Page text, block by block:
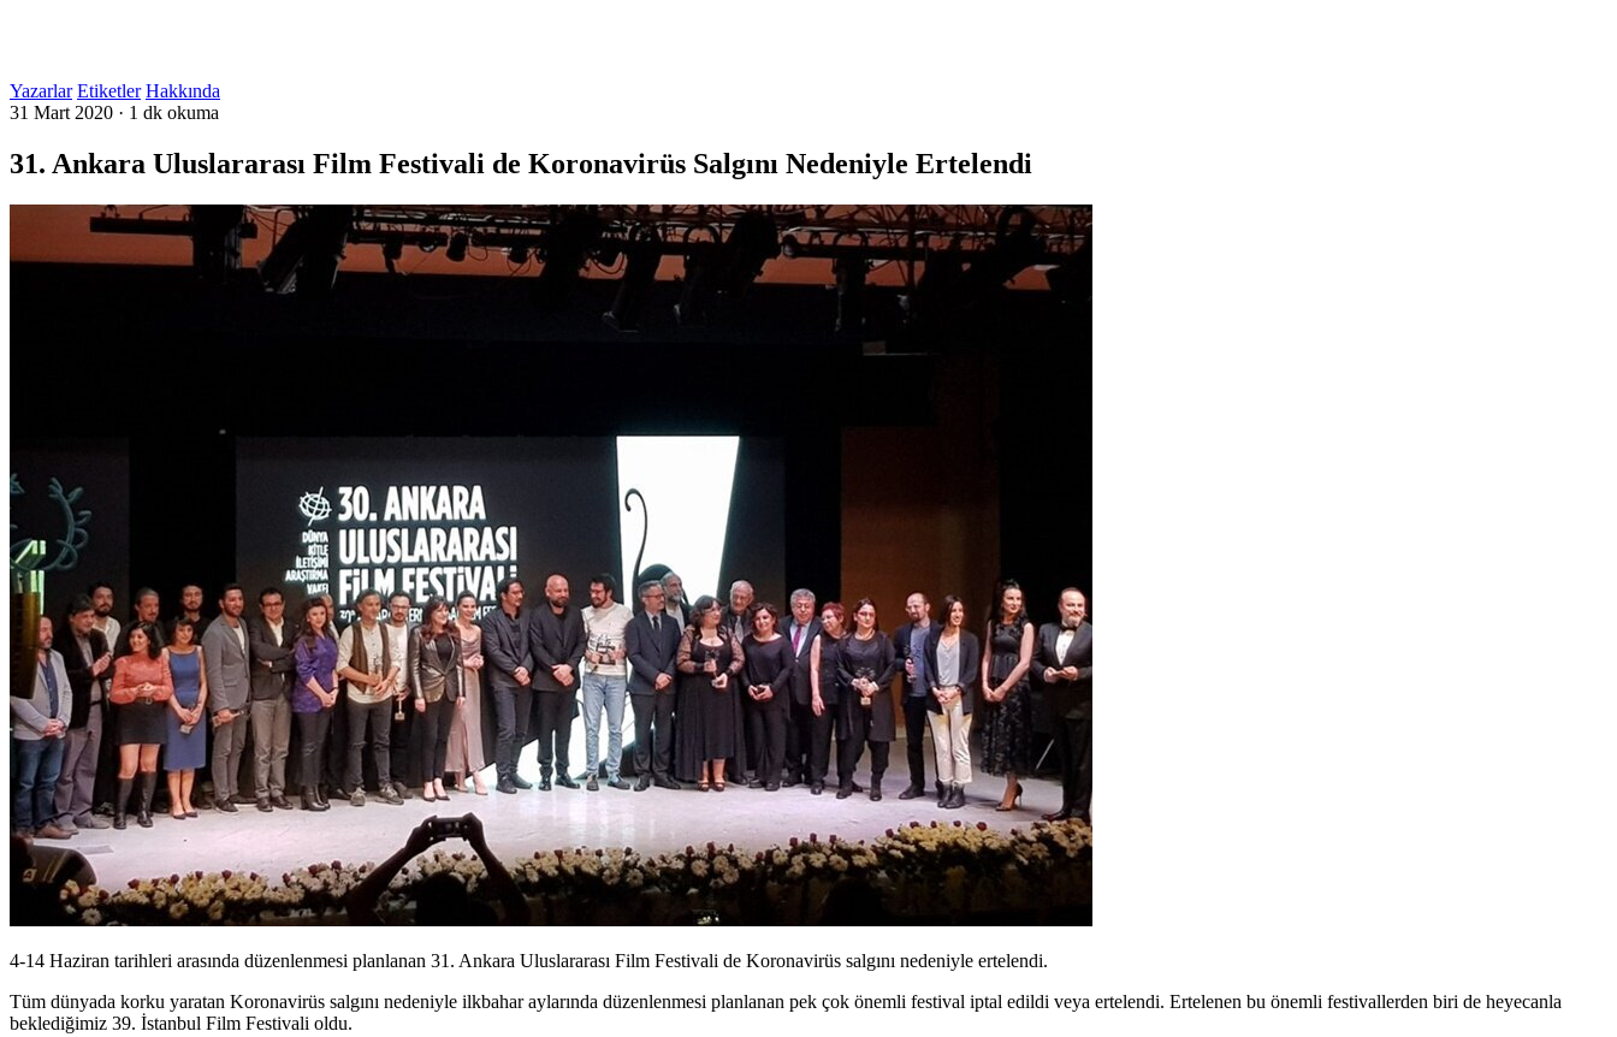
Yazarlar Etiketler Hakkında
31 Mart 2020 · 1 dk okuma
31. Ankara Uluslararası Film Festivali de Koronavirüs Salgını Nedeniyle Ertelendi
4-14 Haziran tarihleri arasında düzenlenmesi planlanan 31. Ankara Uluslararası Film Festivali de Koronavirüs salgını nedeniyle ertelendi.
Tüm dünyada korku yaratan Koronavirüs salgını nedeniyle ilkbahar aylarında düzenlenmesi planlanan pek çok önemli festival iptal edildi veya ertelendi. Ertelenen bu önemli festivallerden biri de heyecanla
beklediğimiz 39. İstanbul Film Festivali oldu.